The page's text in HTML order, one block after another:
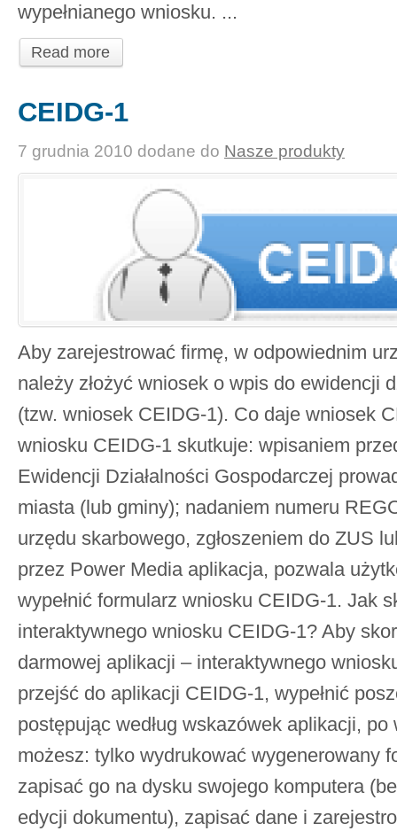
wypełnianego wniosku. ...
Read more
CEIDG-1
7 grudnia 2010 dodane do Nasze produkty
Aby zarejestrować firmę, w odpowiednim
należy złożyć wniosek o wpis do ewidencji
(tzw. wniosek CEIDG-1). Co daje wniosek
wniosku CEIDG-1 skutkuje: wpisaniem
Ewidencji Działalności Gospodarczej
miasta (lub gminy); nadaniem numeru
urzędu skarbowego, zgłoszeniem do ZUS
przez Power Media aplikacja, pozwala
wypełnić formularz wniosku CEIDG-1. Jak
interaktywnego wniosku CEIDG-1? Aby
darmowej aplikacji – interaktywnego
przejść do aplikacji CEIDG-1, wypełnić
postępując według wskazówek aplikacji, po
możesz: tylko wydrukować wygenerowany
zapisać go na dysku swojego komputera
edycji dokumentu), zapisać dane i